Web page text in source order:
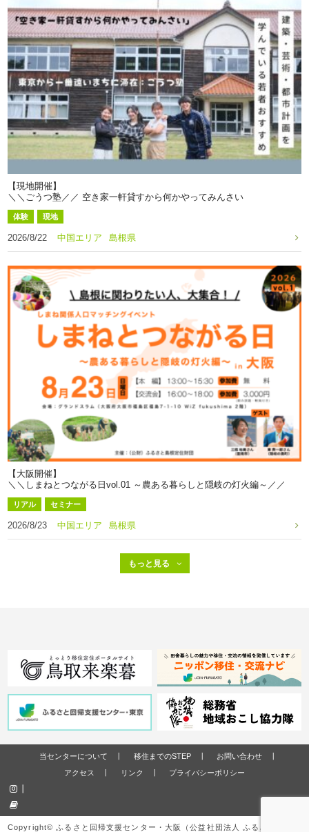
【現地開催】
＼＼ごうつ塾／／ 空き家一軒貸すから何かやってみんさい
体験 現地
2026/8/22 中国エリア 島根県
【大阪開催】
＼＼しまねとつながる日vol.01 ～農ある暮らしと隠岐の灯火編～／／
リアル セミナー
2026/8/23 中国エリア 島根県
当センターについて 移住までのSTEP
お問い合わせ
アクセス
リンク プライバシーポリシー
Copyright© ふるさと回帰支援センター・大阪（公益社団法人 ふるさと回帰・